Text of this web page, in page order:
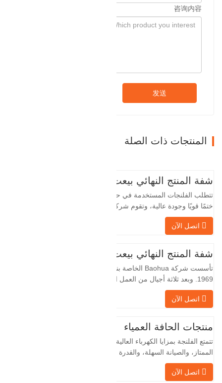
咨询内容
发送
المنتجات ذات الصلة
شفة المنتج النهائي بيعت
تتطلب الفلنجات المستخدمة في حقول النفط
الخاصة بنا بمعالجة الفلنجات في حقول النفط
لسنوات عديدة وتقوم بتصديرها بشكل غير
لأن الصناعة المحلية ليست مثالية، فإننا نريد
الاستيراد والتصدير مباشرة مع العملاء
الأجانب،…
اتصل الآن
شفة المنتج النهائي بيعت
تأسست شركة Baohua الخاصة بنا في عام
1969. وبعد ثلاثة أجيال من العمل الشاق،
السنوي للمطروقات 30,000 طن. بشكل
رئيسي في السيارات والآلات الهيدروليكية
وتوليد طاقة الرياح وقطع…
اتصل الآن
منتجات الحافة العمياء
تتمتع الفلنجة بمزايا الكهرباء العالية، والختم
الممتاز، والصيانة السهلة، والقدرة على
التكيف القوية وقابلية إعادة الاستخدام، مما
يجعلها عاملاً أساسيًا وأساسيًا في نظام
اتصل الآن